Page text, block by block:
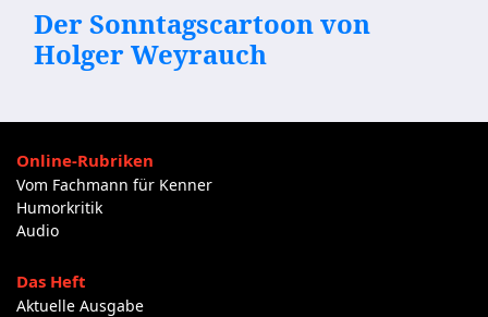
Der Sonntagscartoon von
Holger Weyrauch
Online-Rubriken
Vom Fachmann für Kenner
Humorkritik
Audio
Das Heft
Aktuelle Ausgabe